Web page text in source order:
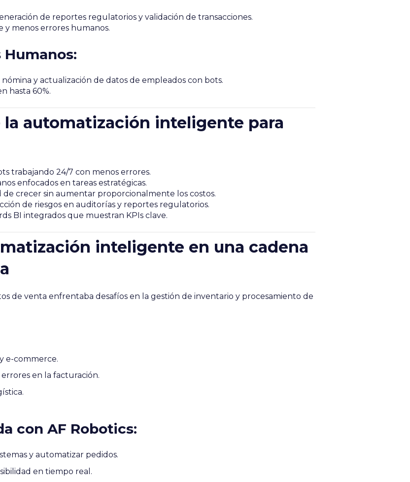
de reportes regulatorios y validación de transacciones.
menos errores humanos.
y actualización de datos de empleados con bots.
hasta 60%.
la automatización inteligente para
trabajando 24/7 con menos errores.
enfocados en tareas estratégicas.
de crecer sin aumentar proporcionalmente los costos.
de riesgos en auditorías y reportes regulatorios.
BI integrados que muestran KPIs clave.
inteligente en una cadena
de venta enfrentaba desafíos en la gestión de inventario y procesamiento de
e-commerce.
en la facturación.
con AF Robotics:
y automatizar pedidos.
en tiempo real.